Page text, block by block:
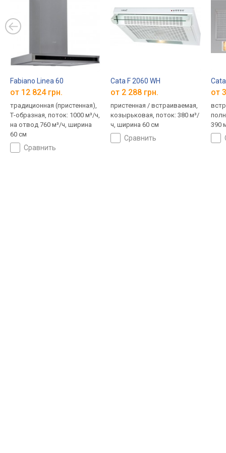
Fabiano Linea 60
от 12 824 грн.
традиционная (пристенная),
Т-образная, поток: 1000 м³/ч,
на отвод 760 м³/ч, ширина
60 см
сравнить
Cata F 2060 WH
от 2 288 грн.
пристенная / встраиваемая,
козырьковая, поток: 380 м³/
ч, ширина 60 см
сравнить
от
390